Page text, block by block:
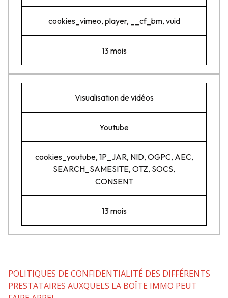
cookies_vimeo, player, __cf_bm, vuid
13 mois
Visualisation de vidéos
Youtube
cookies_youtube, 1P_JAR, NID, OGPC, AEC,
SEARCH_SAMESITE, OTZ, SOCS,
CONSENT
13 mois
POLITIQUES DE CONFIDENTIALITÉ DES DIFFÉRENTS
PRESTATAIRES AUXQUELS LA BOÎTE IMMO PEUT